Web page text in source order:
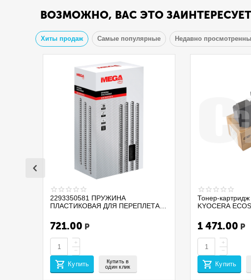
ВОЗМОЖНО, ВАС ЭТО ЗАИНТЕРЕСУЕТ
Хиты продаж Самые популярные Недавно
2293350581 ПРУЖИНА
ПЛАСТИКОВАЯ ДЛЯ ПЕРЕПЛЕТА
255112 D=32 А4 280ЛИСТОВ 50ШТ
ЧЕРНЫЙ
721.00 Р
+
−
Купить
Купить в
один клик
Тонер-
KYOCERA
/MA2100CWFX
(EUR/MEA/Afr),
CET141959
1 471.00 Р
+
−
Купить